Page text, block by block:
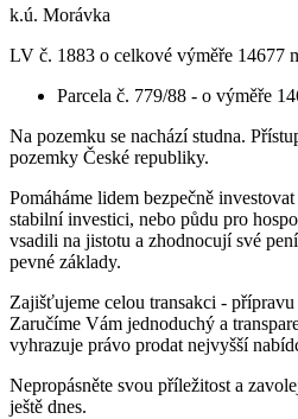
k.ú. Morávka
LV č. 1883 o celkové výměře 14677
Parcela č. 779/88 - o výměře
Na pozemku se nachází studna.
pozemky České republiky.
Pomáháme lidem bezpečně
stabilní investici, nebo půdu pro
vsadili na jistotu a zhodnocují své
pevné základy.
Zajišťujeme celou transakci -
Zaručíme Vám jednoduchý a
vyhrazuje právo prodat nejvyšší
Nepropásněte svou příležitost a
ještě dnes.